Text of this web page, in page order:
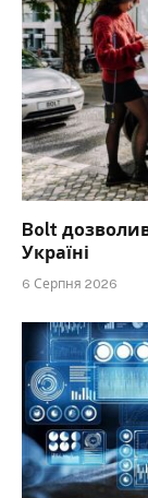
Bolt
Україні
6 Серпня 2026